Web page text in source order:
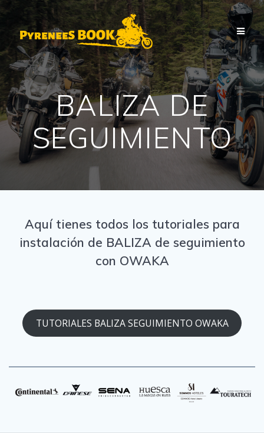
Saltar
al
contenido
BALIZA DE
SEGUIMIENTO
Aquí tienes todos los tutoriales para
instalación de BALIZA de seguimiento
con OWAKA
TUTORIALES BALIZA SEGUIMIENTO OWAKA